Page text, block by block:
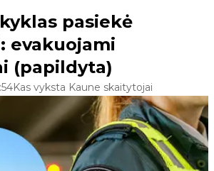
pasiekė
evakuojami
(papildyta)
Kas vyksta Kaune skaitytojai